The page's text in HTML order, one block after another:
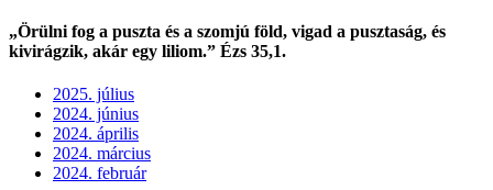
„Örülni fog a puszta és a szomjú föld, vigad a pusztaság, és
kivirágzik, akár egy liliom.” Ézs 35,1.
2025. július
2024. június
2024. április
2024. március
2024. február